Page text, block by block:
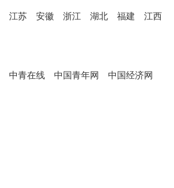
江苏 安徽 浙江 湖北 福建 江西
中青在线 中国青年网 中国经济网